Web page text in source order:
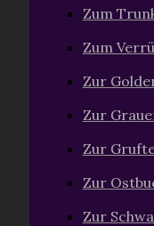
Zum
Zum
Zur
Zur
Zur
Zur
Zur